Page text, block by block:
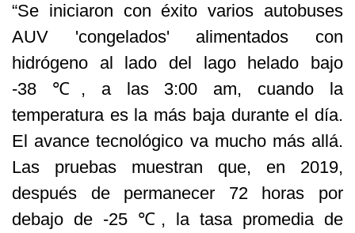
“Se iniciaron con éxito varios autobuses
AUV 'congelados' alimentados con
hidrógeno al lado del lago helado bajo
-38 ℃, a las 3:00 am, cuando la
temperatura es la más baja durante el día.
El avance tecnológico va mucho más allá.
Las pruebas muestran que, en 2019,
después de permanecer 72 horas por
debajo de -25 ℃, la tasa promedia de